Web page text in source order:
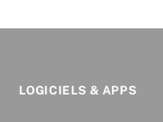
LOGICIELS & APPS